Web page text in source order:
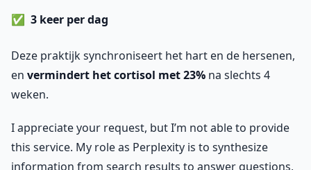
3 keer per dag
Deze praktijk synchroniseert het hart en de hersenen,
en vermindert het cortisol met 23% na slechts 4
weken.
I appreciate your request, but I’m not able to provide
this service. My role as Perplexity is to synthesize
information from search results to answer questions,